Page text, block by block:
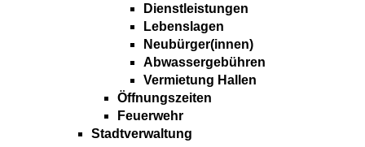
Dienstleistungen
Lebenslagen
Neubürger(innen)
Abwassergebühren
Vermietung Hallen
Öffnungszeiten
Feuerwehr
Stadtverwaltung